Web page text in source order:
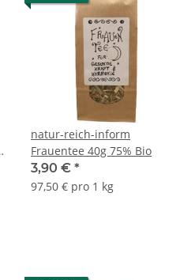
natur-reich-inform
Frauentee 40g 75% Bio
3,90 € *
97,50 € pro 1 kg